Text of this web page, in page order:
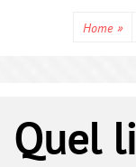
Home »
Quel